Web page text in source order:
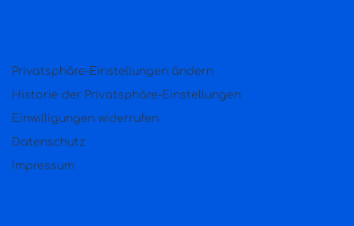
Privatsphäre-Einstellungen ändern
Historie der Privatsphäre-Einstellungen
Einwilligungen widerrufen
Datenschutz
Impressum